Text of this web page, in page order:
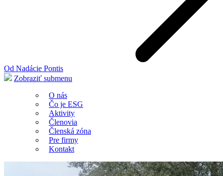
Od Nadácie Pontis
Zobraziť submenu
O nás
Čo je ESG
Aktivity
Členovia
Členská zóna
Pre firmy
Kontakt